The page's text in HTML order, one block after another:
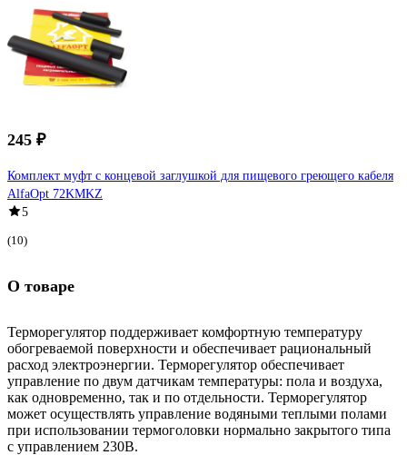
245 ₽
Комплект муфт с концевой заглушкой для пищевого греющего кабеля
AlfaOpt 72KMKZ
5
(10)
О товаре
Терморегулятор поддерживает комфортную температуру
обогреваемой поверхности и обеспечивает рациональный
расход электроэнергии. Терморегулятор обеспечивает
управление по двум датчикам температуры: пола и воздуха,
как одновременно, так и по отдельности. Терморегулятор
может осуществлять управление водяными теплыми полами
при использовании термоголовки нормально закрытого типа
с управлением 230В.